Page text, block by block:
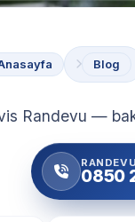
Blog
Randevu —
0850